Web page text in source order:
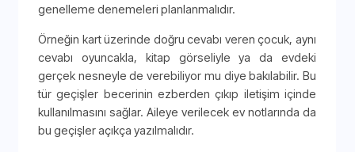
genelleme denemeleri planlanmalıdır.
Örneğin kart üzerinde doğru cevabı veren çocuk, aynı
cevabı oyuncakla, kitap görseliyle ya da evdeki
gerçek nesneyle de verebiliyor mu diye bakılabilir. Bu
tür geçişler becerinin ezberden çıkıp iletişim içinde
kullanılmasını sağlar. Aileye verilecek ev notlarında da
bu geçişler açıkça yazılmalıdır.